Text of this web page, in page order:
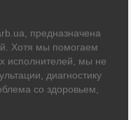
предназначена
Хотя мы помогаем
исполнителей, мы не
диагностику
со здоровьем,